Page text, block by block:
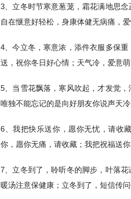
3、立冬时节寒意葱茏，霜花满地思
自在惬意好轻松，身康体健无病痛，
4、今立冬，寒意浓，添件衣服多保
送，祝你冬日好心情；天气冷，爱意
5、当雪花飘落，寒风吹起，才发觉
唯独不能忘记的是向好朋友你说声天
6、我把快乐送你，愿你无忧，请收
你，愿你无痛，请收藏；我把祝福送
7、立冬到了，聆听冬的脚步，叶落
暖汤注意保健康；立冬到了，短信传